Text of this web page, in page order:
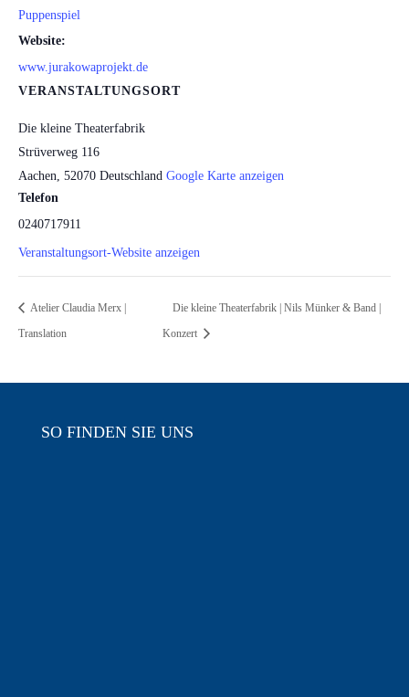
Puppenspiel
Website:
www.jurakowaprojekt.de
VERANSTALTUNGSORT
Die kleine Theaterfabrik
Strüverweg 116
Aachen, 52070 Deutschland Google Karte anzeigen
Telefon
0240717911
Veranstaltungsort-Website anzeigen
Atelier Claudia Merx |
Translation
Die kleine Theaterfabrik | Nils Münker & Band |
Konzert
SO FINDEN SIE UNS